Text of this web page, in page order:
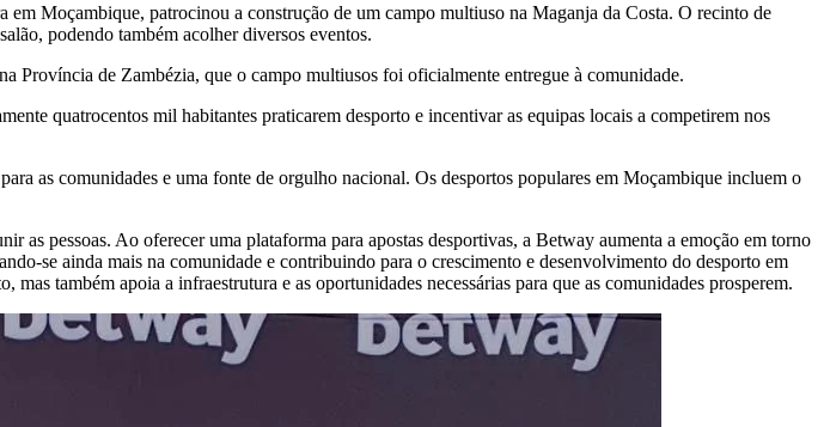
Moçambique, patrocinou a construção de um campo multiuso na Maganja da Costa. O recinto de
podendo também acolher diversos eventos.
Província de Zambézia, que o campo multiusos foi oficialmente entregue à comunidade.
quatrocentos mil habitantes praticarem desporto e incentivar as equipas locais a competirem nos
as comunidades e uma fonte de orgulho nacional. Os desportos populares em Moçambique incluem o
as pessoas. Ao oferecer uma plataforma para apostas desportivas, a Betway aumenta a emoção em torno
se ainda mais na comunidade e contribuindo para o crescimento e desenvolvimento do desporto em
também apoia a infraestrutura e as oportunidades necessárias para que as comunidades prosperem.